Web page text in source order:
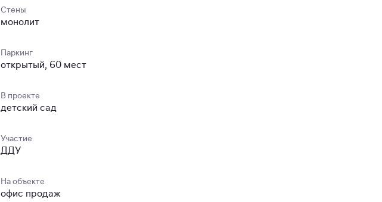
Стены
монолит
Паркинг
открытый, 60 мест
В проекте
детский сад
Участие
ДДУ
На объекте
офис продаж